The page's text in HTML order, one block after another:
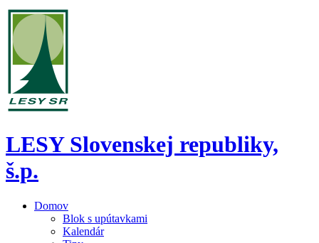
LESY Slovenskej republiky,
š.p.
Domov
Blok s upútavkami
Kalendár